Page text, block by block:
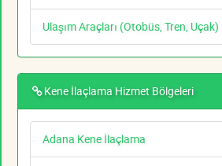
Ulaşım Araçları (Otobüs, Tren,
Kene İlaçlama Hizmet Bölgeleri
Adana Kene İlaçlama